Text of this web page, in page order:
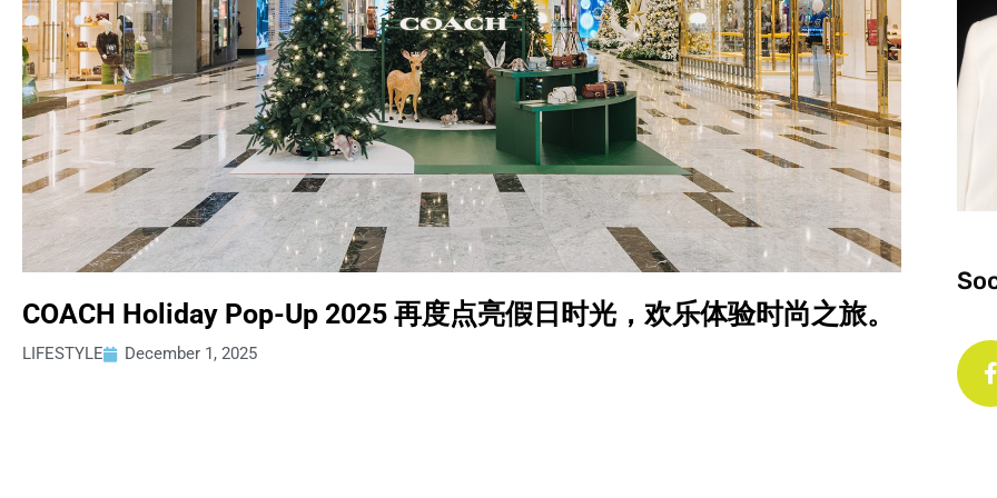
COACH Holiday Pop-Up 2025 再度点亮假日时光，欢乐体验时尚之旅。
LIFESTYLE December 1, 2025
c